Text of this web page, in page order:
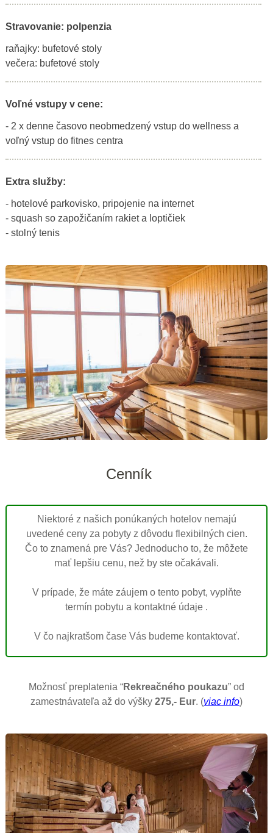
Stravovanie: polpenzia
raňajky: bufetové stoly
večera: bufetové stoly
Voľné vstupy v cene:
- 2 x denne časovo neobmedzený vstup do wellness a
voľný vstup do fitnes centra
Extra služby:
- hotelové parkovisko, pripojenie na internet
- squash so zapožičaním rakiet a loptičiek
- stolný tenis
Cenník
Niektoré z našich ponúkaných hotelov nemajú
uvedené ceny za pobyty z dôvodu flexibilných cien.
Čo to znamená pre Vás? Jednoducho to, že môžete
mať lepšiu cenu, než by ste očakávali.
V prípade, že máte záujem o tento pobyt, vyplňte
termín pobytu a kontaktné údaje .
V čo najkratšom čase Vás budeme kontaktovať.
Možnosť preplatenia “Rekreačného poukazu” od
zamestnávateľa až do výšky 275,- Eur. (viac info)